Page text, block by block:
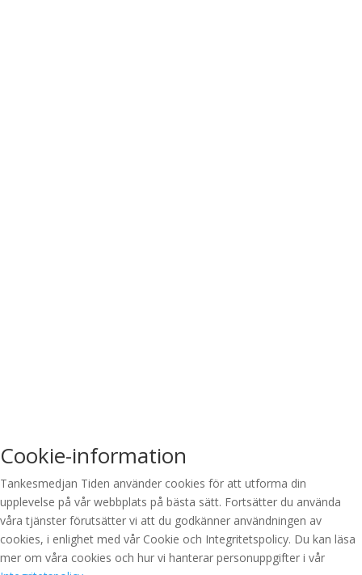
Cookie-information
Tankesmedjan Tiden använder cookies för att utforma din
upplevelse på vår webbplats på bästa sätt. Fortsätter du använda
våra tjänster förutsätter vi att du godkänner användningen av
cookies, i enlighet med vår Cookie och Integritetspolicy. Du kan läsa
mer om våra cookies och hur vi hanterar personuppgifter i vår